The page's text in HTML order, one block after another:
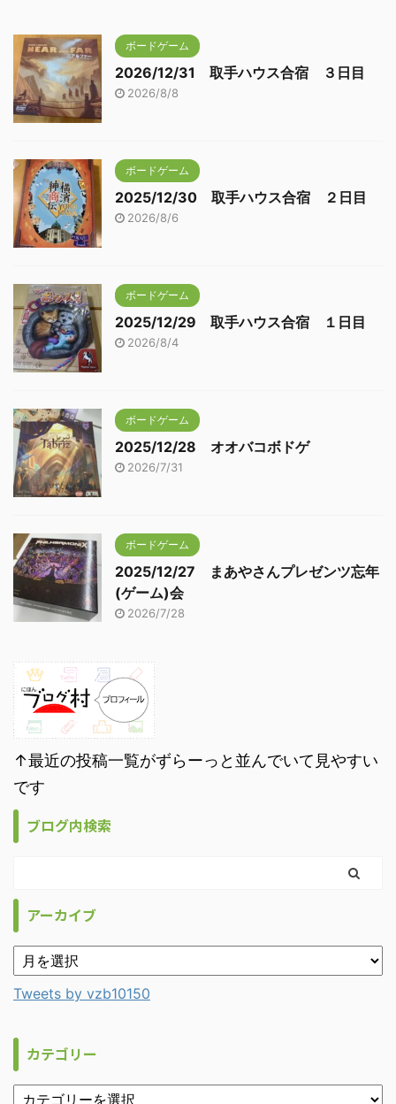
ボードゲーム
2026/12/31 取手ハウス合宿 ３日目
2026/8/8
ボードゲーム
2025/12/30 取手ハウス合宿 ２日目
2026/8/6
ボードゲーム
2025/12/29 取手ハウス合宿 １日目
2026/8/4
ボードゲーム
2025/12/28 オオバコボドゲ
2026/7/31
ボードゲーム
2025/12/27 まあやさんプレゼンツ忘年
(ゲーム)会
2026/7/28
↑最近の投稿一覧がずらーっと並んでいて見やすい
です
ブログ内検索
アーカイブ
Tweets by vzb10150
カテゴリー